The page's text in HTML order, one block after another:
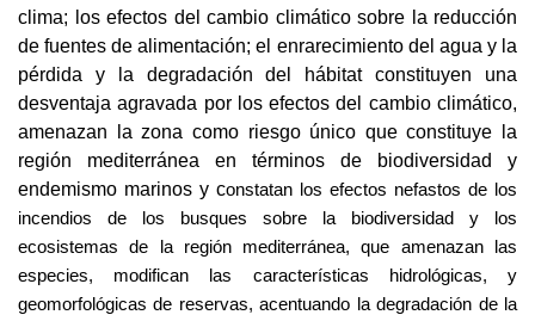
clima; los efectos del cambio climático sobre la reducción
de fuentes de alimentación; el enrarecimiento del agua y la
pérdida y la degradación del hábitat constituyen una
desventaja agravada por los efectos del cambio climático,
amenazan la zona como riesgo único que constituye la
región mediterránea en términos de biodiversidad y
endemismo marinos y constatan los efectos nefastos de los
incendios de los busques sobre la biodiversidad y los
ecosistemas de la región mediterránea, que amenazan las
especies, modifican las características hidrológicas, y
geomorfológicas de reservas, acentuando la degradación de la